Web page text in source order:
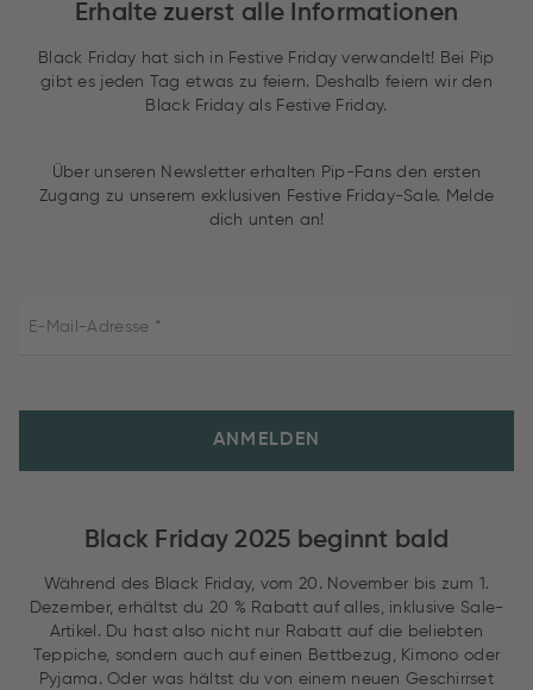
Erhalte zuerst alle Informationen
Black Friday hat sich in Festive Friday verwandelt! Bei Pip
gibt es jeden Tag etwas zu feiern. Deshalb feiern wir den
Black Friday als Festive Friday.
Über unseren Newsletter erhalten Pip-Fans den ersten
Zugang zu unserem exklusiven Festive Friday-Sale. Melde
dich unten an!
E-Mail-Adresse
ANMELDEN
Black Friday 2025 beginnt bald
Während des Black Friday, vom 20. November bis zum 1.
Dezember, erhältst du 20 % Rabatt auf alles, inklusive Sale-
Artikel. Du hast also nicht nur Rabatt auf die beliebten
Teppiche, sondern auch auf einen Bettbezug, Kimono oder
Pyjama. Oder was hältst du von einem neuen Geschirrset